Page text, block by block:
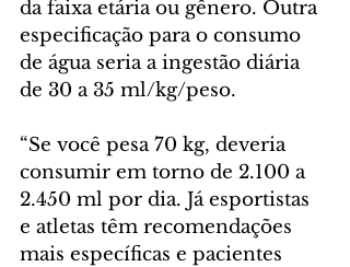
da faixa etária ou gênero. Outra
especificação para o consumo
de água seria a ingestão diária
de 30 a 35 ml/kg/peso.
“Se você pesa 70 kg, deveria
consumir em torno de 2.100 a
2.450 ml por dia. Já esportistas
e atletas têm recomendações
mais específicas e pacientes